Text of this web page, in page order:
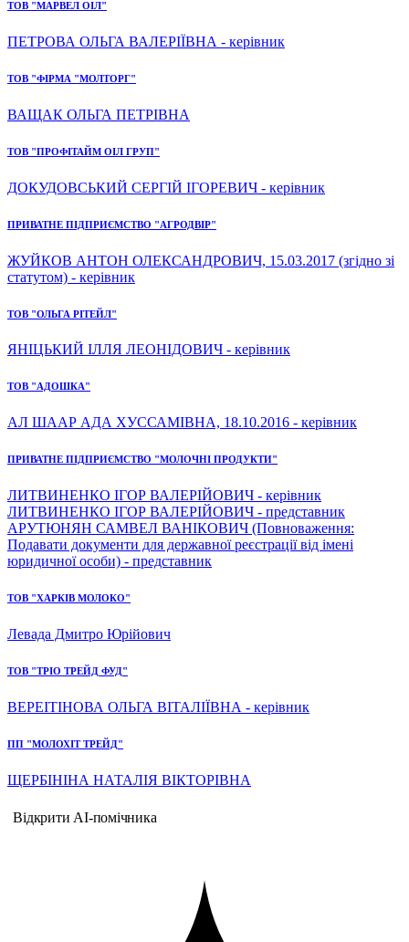
ТОВ "МАРВЕЛ ОІЛ"
ПЕТРОВА ОЛЬГА ВАЛЕРІЇВНА - керівник
ТОВ "ФІРМА "МОЛТОРГ"
ВАЩАК ОЛЬГА ПЕТРІВНА
ТОВ "ПРОФІТАЙМ ОІЛ ГРУП"
ДОКУДОВСЬКИЙ СЕРГІЙ ІГОРЕВИЧ - керівник
ПРИВАТНЕ ПІДПРИЄМСТВО "АГРОДВІР"
ЖУЙКОВ АНТОН ОЛЕКСАНДРОВИЧ, 15.03.2017 (згідно зі
статутом) - керівник
ТОВ "ОЛЬГА РІТЕЙЛ"
ЯНІЦЬКИЙ ІЛЛЯ ЛЕОНІДОВИЧ - керівник
ТОВ "АДОШКА"
АЛ ШААР АДА ХУССАМІВНА, 18.10.2016 - керівник
ПРИВАТНЕ ПІДПРИЄМСТВО "МОЛОЧНІ ПРОДУКТИ"
ЛИТВИНЕНКО ІГОР ВАЛЕРІЙОВИЧ - керівник
ЛИТВИНЕНКО ІГОР ВАЛЕРІЙОВИЧ - представник
АРУТЮНЯН САМВЕЛ ВАНІКОВИЧ (Повноваження:
Подавати документи для державної реєстрації від імені
юридичної особи) - представник
ТОВ "ХАРКІВ МОЛОКО"
Левада Дмитро Юрійович
ТОВ "ТРІО ТРЕЙД ФУД"
ВЕРЕІТІНОВА ОЛЬГА ВІТАЛІЇВНА - керівник
ПП "МОЛОХІТ ТРЕЙД"
ЩЕРБІНІНА НАТАЛІЯ ВІКТОРІВНА
Відкрити AI-помічника